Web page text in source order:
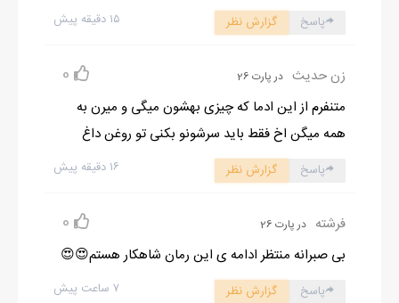
۱۵ دقیقه پیش پاسخ گزارش نظر
زن حدیث در پارت 26 0
متنفرم از این ادما که چیزی بهشون میگی و میرن به
همه میگن اخ فقط باید سرشونو بکنی تو روغن داغ
۱۶ دقیقه پیش پاسخ گزارش نظر
فرشته در پارت 26 0
بی صبرانه منتظر ادامه ی این رمان شاهکار هستم😍😍
۷ ساعت پیش پاسخ گزارش نظر